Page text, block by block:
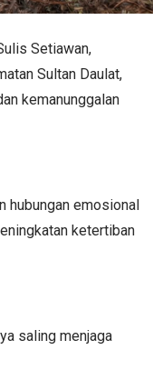
Setiawan,
Sultan Daulat,
kemanunggalan
hubungan emosional
ketertiban
saling menjaga